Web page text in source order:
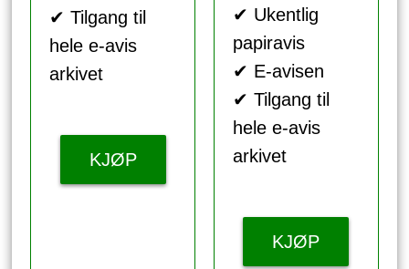
✔ Tilgang til
hele e-avis
arkivet
KJØP
✔ Ukentlig
papiravis
✔ E-avisen
✔ Tilgang til
hele e-avis
arkivet
KJØP